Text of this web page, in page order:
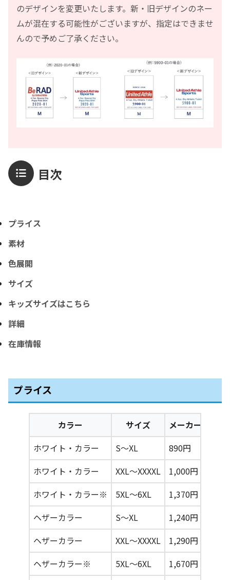
のデザインを変更いたします。新・旧デザインのネー
ムが混在する可能性がございますが、指定はできませ
んので予めご了承ください。
目次
プライス
素材
色展開
サイズ
キッズサイズはこちら
詳細
在庫情報
プライス
カラー サイズ
メーカー価格
ホワイト・カラー
S〜XL 890円
ホワイト・カラー
XXL〜XXXXL 1,000円
ホワイト・カラー※
5XL〜6XL 1,370円
ヘザーカラー
S〜XL 1,240円
ヘザーカラー
XXL〜XXXXL 1,290円
ヘザーカラー※
5XL〜6XL 1,670円